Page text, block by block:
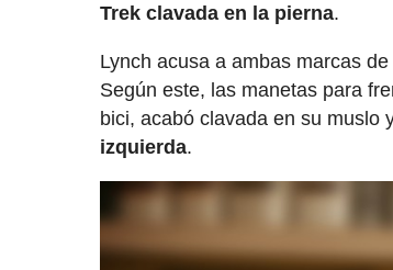
Trek clavada en la pierna.
Lynch acusa a ambas marcas
Según este, las manetas para
bici, acabó clavada en su muslo
izquierda.